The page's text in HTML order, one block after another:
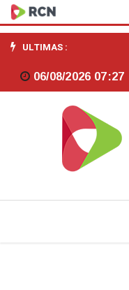
Senac/SC
retoma
elaboração
Planos
Municipais
ULTIMAS :
06/08/2026 07:27